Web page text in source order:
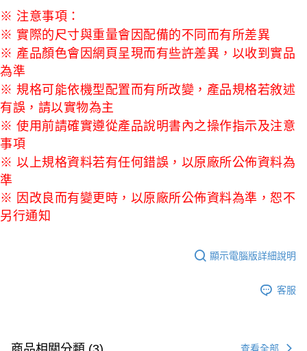
※ 注意事項：
※ 實際的尺寸與重量會因配備的不同而有所差異
※ 產品顏色會因網頁呈現而有些許差異，以收到實品
為準
※ 規格可能依機型配置而有所改變，產品規格若敘述
有誤，請以實物為主
※ 使用前請確實遵從產品說明書內之操作指示及注意
事項
※ 以上規格資料若有任何錯誤，以原廠所公佈資料為
準
※ 因改良而有變更時，以原廠所公佈資料為準，恕不
另行通知
顯示電腦版詳細說明
客服
查看全部